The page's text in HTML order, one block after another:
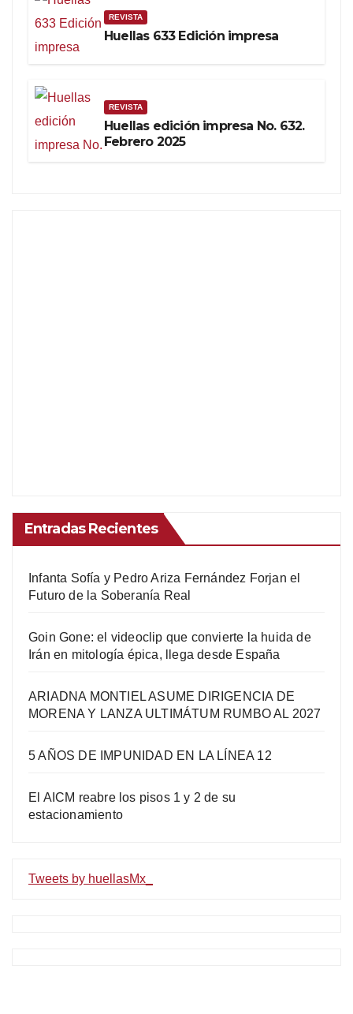
REVISTA
Huellas 633 Edición impresa
REVISTA
Huellas edición impresa No. 632.
Febrero 2025
Entradas Recientes
Infanta Sofía y Pedro Ariza Fernández Forjan el
Futuro de la Soberanía Real
Goin Gone: el videoclip que convierte la huida de
Irán en mitología épica, llega desde España
ARIADNA MONTIEL ASUME DIRIGENCIA DE
MORENA Y LANZA ULTIMÁTUM RUMBO AL 2027
5 AÑOS DE IMPUNIDAD EN LA LÍNEA 12
El AICM reabre los pisos 1 y 2 de su
estacionamiento
Tweets by huellasMx_